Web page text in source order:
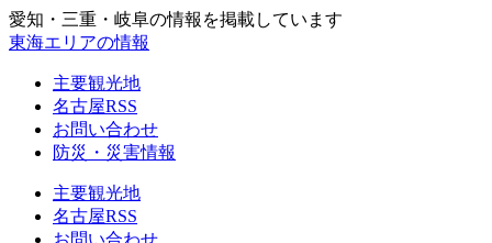
愛知・三重・岐阜の情報を掲載しています
東海エリアの情報
主要観光地
名古屋RSS
お問い合わせ
防災・災害情報
主要観光地
名古屋RSS
お問い合わせ